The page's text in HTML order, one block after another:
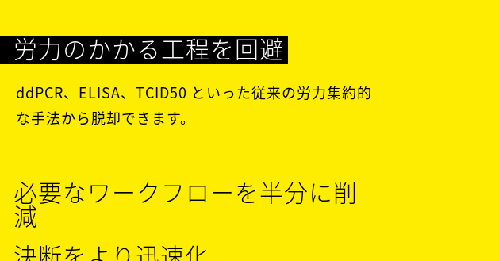
労力のかかる工程を回避
ddPCR、ELISA、TCID50 といった従来の労力集約的
な手法から脱却できます。
必要なワークフローを半分に削
減
現在、E型およびF型の AAV キャプシドを判別するに